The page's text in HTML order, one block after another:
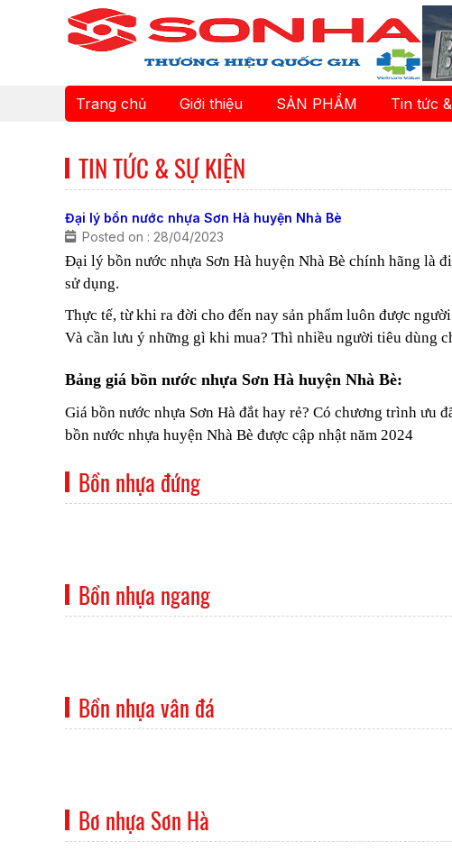
Trang chủ Giới thiệu SẢN PHẨM Tin tức
TIN TỨC & SỰ KIỆN
Đại lý bồn nước nhựa Sơn Hà huyện Nhà Bè
Posted on : 28/04/2023
Đại lý bồn nước nhựa Sơn Hà huyện Nhà Bè chính hãng là
sử dụng.
Thực tế, từ khi ra đời cho đến nay sản phẩm luôn được
Và cần lưu ý những gì khi mua? Thì nhiều người tiêu dùng
Bảng giá bồn nước nhựa Sơn Hà huyện Nhà Bè:
Giá bồn nước nhựa Sơn Hà đắt hay rẻ? Có chương trình
bồn nước nhựa huyện Nhà Bè được cập nhật năm 2024
Bồn nhựa đứng
Bồn nhựa ngang
Bồn nhựa vân đá
Bơ nhựa Sơn Hà